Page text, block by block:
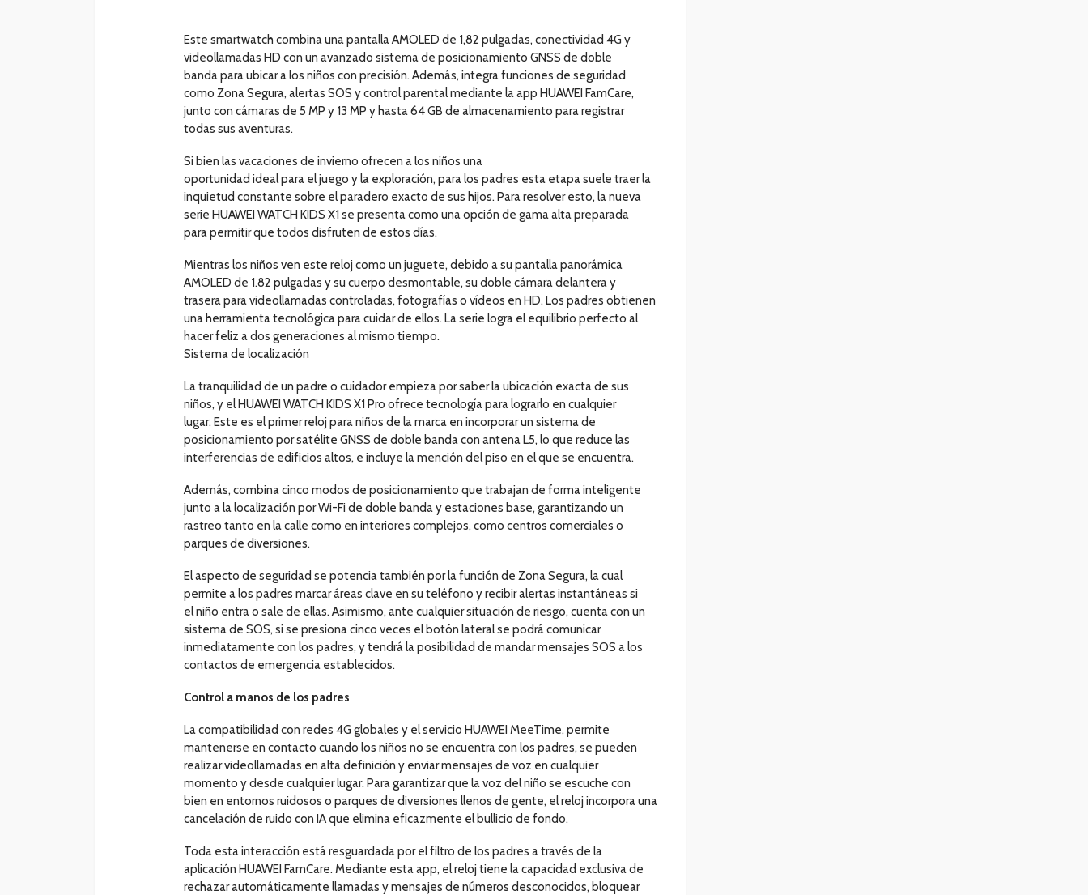
Este smartwatch combina una pantalla AMOLED de 1,82 pulgadas, conectividad 4G y
videollamadas HD con un avanzado sistema de posicionamiento GNSS de doble
banda para ubicar a los niños con precisión. Además, integra funciones de seguridad
como Zona Segura, alertas SOS y control parental mediante la app HUAWEI FamCare,
junto con cámaras de 5 MP y 13 MP y hasta 64 GB de almacenamiento para registrar
todas sus aventuras.
Si bien las vacaciones de invierno ofrecen a los niños una
oportunidad ideal para el juego y la exploración, para los padres esta etapa suele traer la
inquietud constante sobre el paradero exacto de sus hijos. Para resolver esto, la nueva
serie HUAWEI WATCH KIDS X1 se presenta como una opción de gama alta preparada
para permitir que todos disfruten de estos días.
Mientras los niños ven este reloj como un juguete, debido a su pantalla panorámica
AMOLED de 1.82 pulgadas y su cuerpo desmontable, su doble cámara delantera y
trasera para videollamadas controladas, fotografías o vídeos en HD. Los padres obtienen
una herramienta tecnológica para cuidar de ellos. La serie logra el equilibrio perfecto al
hacer feliz a dos generaciones al mismo tiempo.
Sistema de localización
La tranquilidad de un padre o cuidador empieza por saber la ubicación exacta de sus
niños, y el HUAWEI WATCH KIDS X1 Pro ofrece tecnología para lograrlo en cualquier
lugar. Este es el primer reloj para niños de la marca en incorporar un sistema de
posicionamiento por satélite GNSS de doble banda con antena L5, lo que reduce las
interferencias de edificios altos, e incluye la mención del piso en el que se encuentra.
Además, combina cinco modos de posicionamiento que trabajan de forma inteligente
junto a la localización por Wi-Fi de doble banda y estaciones base, garantizando un
rastreo tanto en la calle como en interiores complejos, como centros comerciales o
parques de diversiones.
El aspecto de seguridad se potencia también por la función de Zona Segura, la cual
permite a los padres marcar áreas clave en su teléfono y recibir alertas instantáneas si
el niño entra o sale de ellas. Asimismo, ante cualquier situación de riesgo, cuenta con un
sistema de SOS, si se presiona cinco veces el botón lateral se podrá comunicar
inmediatamente con los padres, y tendrá la posibilidad de mandar mensajes SOS a los
contactos de emergencia establecidos.
Control a manos de los padres
La compatibilidad con redes 4G globales y el servicio HUAWEI MeeTime, permite
mantenerse en contacto cuando los niños no se encuentra con los padres, se pueden
realizar videollamadas en alta definición y enviar mensajes de voz en cualquier
momento y desde cualquier lugar. Para garantizar que la voz del niño se escuche con
bien en entornos ruidosos o parques de diversiones llenos de gente, el reloj incorpora una
cancelación de ruido con IA que elimina eficazmente el bullicio de fondo.
Toda esta interacción está resguardada por el filtro de los padres a través de la
aplicación HUAWEI FamCare. Mediante esta app, el reloj tiene la capacidad exclusiva de
rechazar automáticamente llamadas y mensajes de números desconocidos, bloquear